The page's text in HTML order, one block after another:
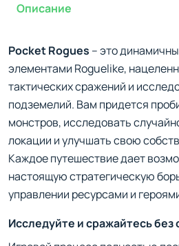
Описание
Pocket Rogues – это
элементами Roguelike,
тактических сражений и
подземелий. Вам придется
монстров, исследовать
локации и улучшать свою
Каждое путешествие дает
настоящую стратегическую
управлении ресурсами и
Исследуйте и сражайтесь без